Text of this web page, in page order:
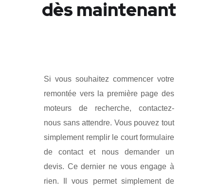
dès maintenant
Si vous souhaitez commencer votre
remontée vers la première page des
moteurs de recherche, contactez-
nous sans attendre. Vous pouvez tout
simplement remplir le court formulaire
de contact et nous demander un
devis. Ce dernier ne vous engage à
rien. Il vous permet simplement de